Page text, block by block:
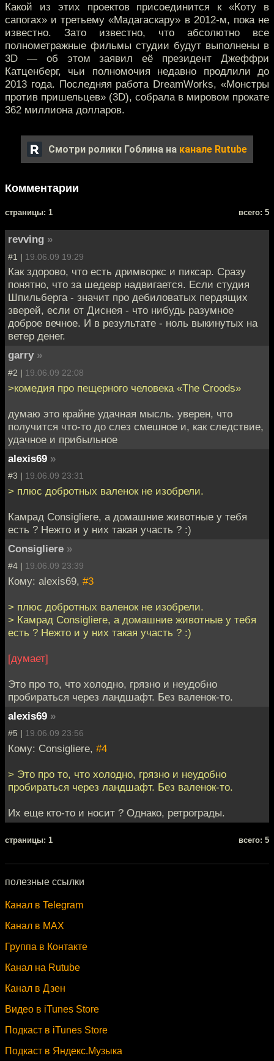
Какой из этих проектов присоединится к «Коту в
сапогах» и третьему «Мадагаскару» в 2012-м, пока не
известно. Зато известно, что абсолютно все
полнометражные фильмы студии будут выполнены в
3D — об этом заявил её президент Джеффри
Катценберг, чьи полномочия недавно продлили до
2013 года. Последняя работа DreamWorks, «Монстры
против пришельцев» (3D), собрала в мировом прокате
362 миллиона долларов.
Смотри ролики Гоблина на канале Rutube
Комментарии
cтраницы: 1 всего: 5
revving »
#1 | 19.06.09 19:29
Как здорово, что есть дримворкс и пиксар. Сразу
понятно, что за шедевр надвигается. Если студия
Шпильберга - значит про дебиловатых пердящих
зверей, если от Диснея - что нибудь разумное
доброе вечное. И в результате - ноль выкинутых на
ветер денег.
garry »
#2 | 19.06.09 22:08
>комедия про пещерного человека «The Croods»
думаю это крайне удачная мысль. уверен, что
получится что-то до слез смешное и, как следствие,
удачное и прибыльное
alexis69 »
#3 | 19.06.09 23:31
> плюс добротных валенок не изобрели.
Камрад Consigliere, а домашние животные у тебя
есть ? Нежто и у них такая участь ? :)
Consigliere »
#4 | 19.06.09 23:39
Кому: alexis69, #3
> плюс добротных валенок не изобрели.
> Камрад Consigliere, а домашние животные у тебя
есть ? Нежто и у них такая участь ? :)
[думает]
Это про то, что холодно, грязно и неудобно
пробираться через ландшафт. Без валенок-то.
alexis69 »
#5 | 19.06.09 23:56
Кому: Consigliere, #4
> Это про то, что холодно, грязно и неудобно
пробираться через ландшафт. Без валенок-то.
Их еще кто-то и носит ? Однако, ретрограды.
cтраницы: 1 всего: 5
полезные ссылки
Канал в Telegram
Канал в MAX
Группа в Контакте
Канал на Rutube
Канал в Дзен
Видео в iTunes Store
Подкаст в iTunes Store
Подкаст в Яндекс.Музыка